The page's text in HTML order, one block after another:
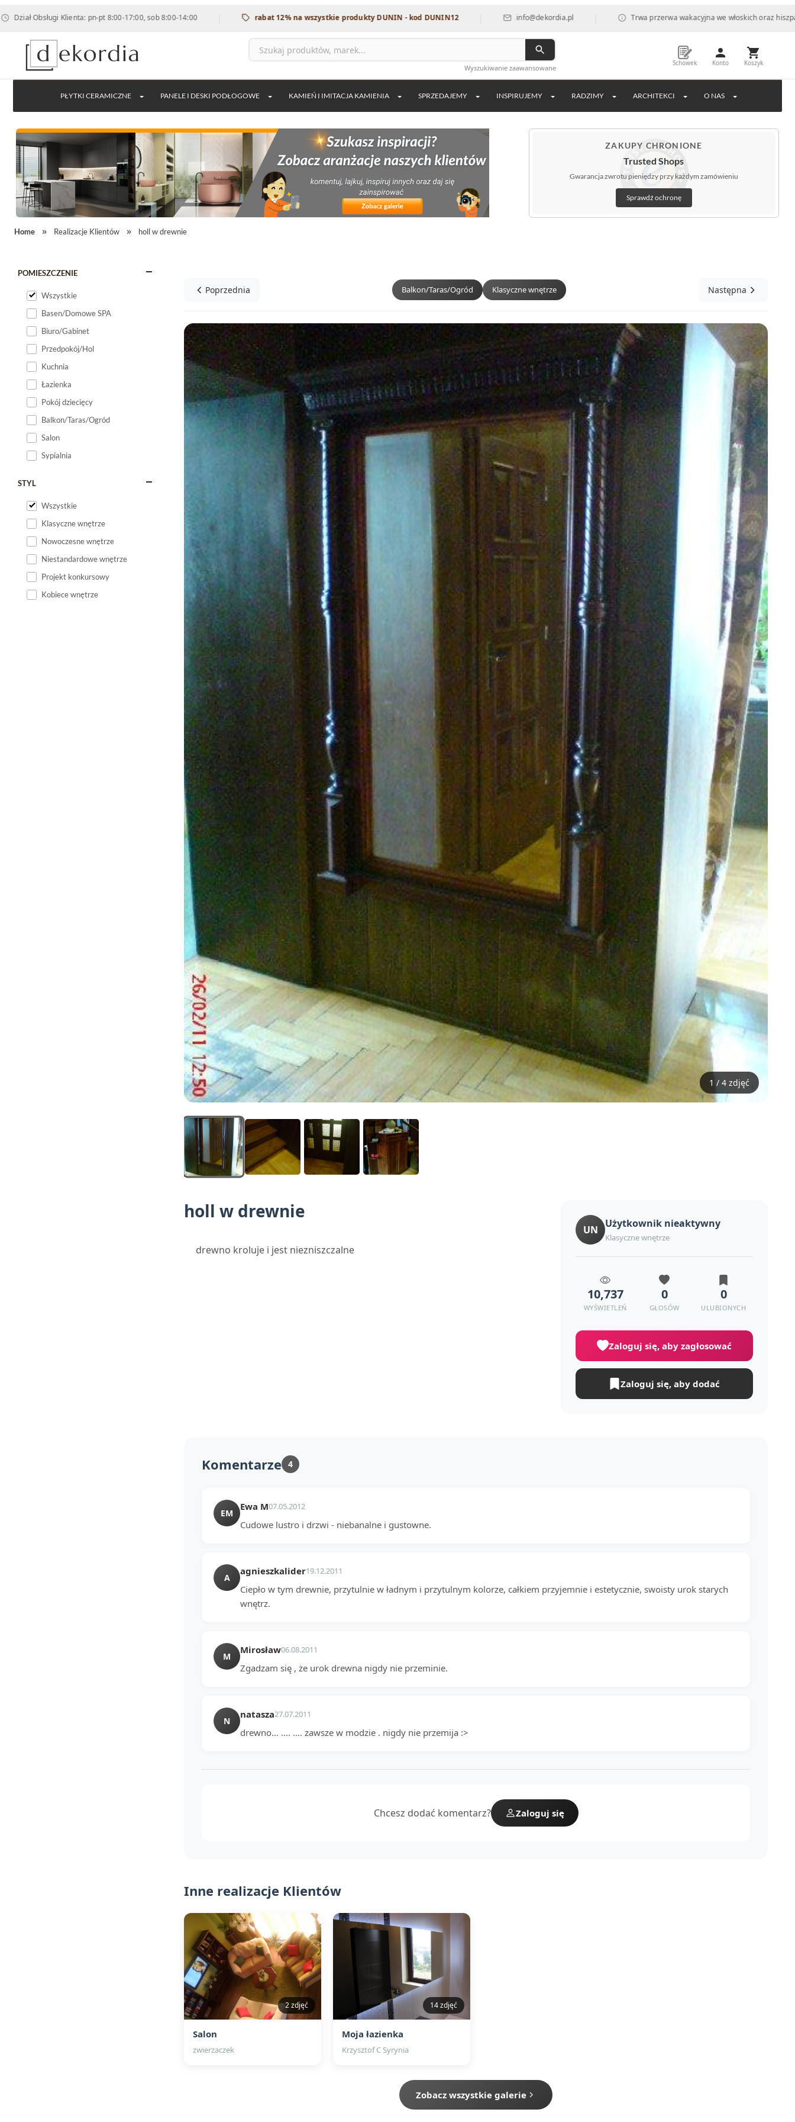
Klienta: pn-pt 8:00-17:00, sob 8:00-14:00 | rabat 12% na wszystkie produkty DUNIN - kod DUNIN12 | info@dekordia.pl | Trwa przerwa wakacyjna we włoskich oraz hiszpańskich
Wyszukiwanie zaawansowane
Schowek Konto Koszyk
PŁYTKI CERAMICZNE PANELE I DESKI PODŁOGOWE KAMIEŃ I IMITACJA KAMIENIA SPRZEDAJEMY INSPIRUJEMY RADZIMY ARCHITEKCI O NAS
ZAKUPY CHRONIONE
Trusted Shops
Gwarancja zwrotu pieniędzy przy każdym zamówieniu
Sprawdź ochronę
Home Realizacje Klientów holl w drewnie
POMIESZCZENIE
Wszystkie
Basen/Domowe SPA
Biuro/Gabinet
Przedpokój/Hol
Kuchnia
Łazienka
Pokój dziecięcy
Balkon/Taras/Ogród
Salon
Sypialnia
STYL
Wszystkie
Klasyczne wnętrze
Nowoczesne wnętrze
Niestandardowe wnętrze
Projekt konkursowy
Kobiece wnętrze
Poprzednia Balkon/Taras/Ogród Klasyczne wnętrze Następna
1 / 4 zdjęć
holl w drewnie
drewno kroluje i jest niezniszczalne
UN Użytkownik nieaktywny
Klasyczne wnętrze
10,737
WYŚWIETLEŃ
0
GŁOSÓW
0
ULUBIONYCH
Zaloguj się, aby zagłosować
Zaloguj się, aby dodać
Komentarze 4
EM
Ewa M07.05.2012
Cudowe lustro i drzwi - niebanalne i gustowne.
A
agnieszkalider19.12.2011
Ciepło w tym drewnie, przytulnie w ładnym i przytulnym kolorze, całkiem przyjemnie i estetycznie, swoisty urok starych
wnętrz.
M
Mirosław06.08.2011
Zgadzam się , że urok drewna nigdy nie przeminie.
N
natasza27.07.2011
drewno... .... .... zawsze w modzie . nigdy nie przemija :>
Chcesz dodać komentarz? Zaloguj się
Inne realizacje Klientów
2 zdjęć
Salon
zwierzaczek
14 zdjęć
Moja łazienka
Krzysztof C Syrynia
Zobacz wszystkie galerie